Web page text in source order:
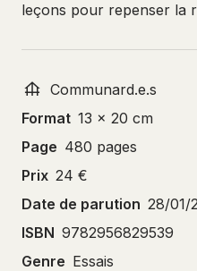
leçons pour repenser la
Communard.e.s
Format 13 x 20 cm
Page 480 pages
Prix 24 €
Date de parution 28/01/
ISBN 9782956829539
Genre Essais